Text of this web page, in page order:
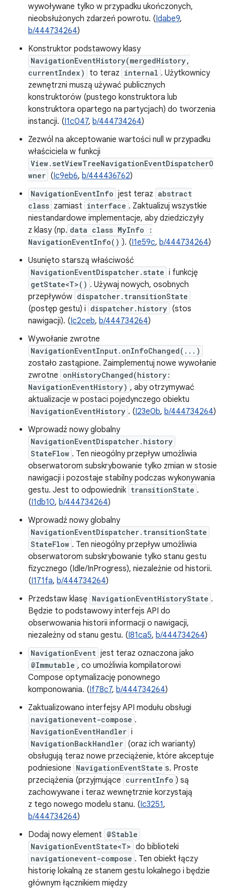
wywoływane tylko w przypadku ukończonych,
nieobsłużonych zdarzeń powrotu. (Idabe9,
b/444734264)
Konstruktor podstawowy klasy
NavigationEventHistory(mergedHistory,
currentIndex)
to teraz internal . Użytkownicy
zewnętrzni muszą używać publicznych
konstruktorów (pustego konstruktora lub
konstruktora opartego na partycjach) do tworzenia
instancji. (I1c047, b/444734264)
Zezwól na akceptowanie wartości null w przypadku
właściciela w funkcji
View.setViewTreeNavigationEventDispatcherO
wner (Ic9eb6, b/444436762)
NavigationEventInfo jest teraz abstract
class zamiast interface . Zaktualizuj wszystkie
niestandardowe implementacje, aby dziedziczyły
z klasy (np. data class MyInfo :
NavigationEventInfo() ). (I1e59c, b/444734264)
Usunięto starszą właściwość
NavigationEventDispatcher.state i funkcję
getState<T>() . Używaj nowych, osobnych
przepływów dispatcher.transitionState
(postęp gestu) i dispatcher.history (stos
nawigacji). (Ic2ceb, b/444734264)
Wywołanie zwrotne
NavigationEventInput.onInfoChanged(...)
zostało zastąpione. Zaimplementuj nowe wywołanie
zwrotne onHistoryChanged(history:
NavigationEventHistory) , aby otrzymywać
aktualizacje w postaci pojedynczego obiektu
NavigationEventHistory . (I23e0b, b/444734264)
Wprowadź nowy globalny
NavigationEventDispatcher.history
StateFlow . Ten nieogólny przepływ umożliwia
obserwatorom subskrybowanie tylko zmian w stosie
nawigacji i pozostaje stabilny podczas wykonywania
gestu. Jest to odpowiednik transitionState .
(I1db10, b/444734264)
Wprowadź nowy globalny
NavigationEventDispatcher.transitionState
StateFlow . Ten nieogólny przepływ umożliwia
obserwatorom subskrybowanie tylko stanu gestu
fizycznego (Idle/InProgress), niezależnie od historii.
(I171fa, b/444734264)
Przedstaw klasę NavigationEventHistoryState .
Będzie to podstawowy interfejs API do
obserwowania historii informacji o nawigacji,
niezależny od stanu gestu. (I81ca5, b/444734264)
NavigationEvent jest teraz oznaczona jako
@Immutable , co umożliwia kompilatorowi
Compose optymalizację ponownego
komponowania. (If78c7, b/444734264)
Zaktualizowano interfejsy API modułu obsługi
navigationevent-compose .
NavigationEventHandler i
NavigationBackHandler (oraz ich warianty)
obsługują teraz nowe przeciążenie, które akceptuje
podniesione NavigationEventState s. Proste
przeciążenia (przyjmujące currentInfo ) są
zachowywane i teraz wewnętrznie korzystają
z tego nowego modelu stanu. (Ic3251,
b/444734264)
Dodaj nowy element @Stable
NavigationEventState<T> do biblioteki
navigationevent-compose . Ten obiekt łączy
historię lokalną ze stanem gestu lokalnego i będzie
głównym łącznikiem między